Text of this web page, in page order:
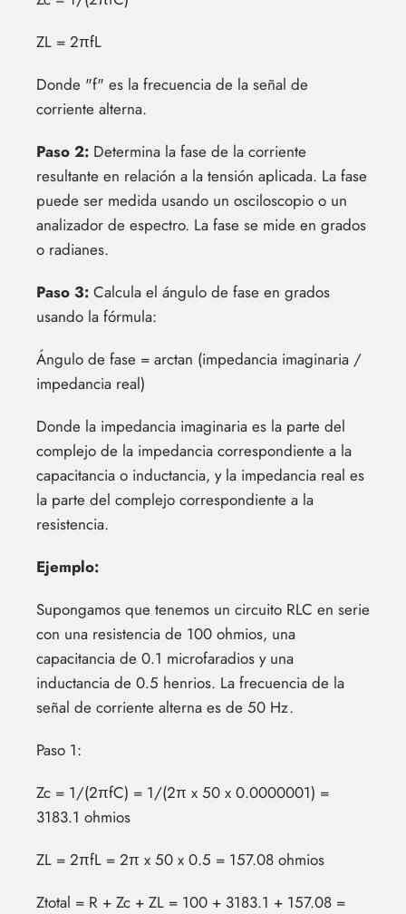
ZL = 2πfL
Donde "f" es la frecuencia de la señal de
corriente alterna.
Paso 2: Determina la fase de la corriente
resultante en relación a la tensión aplicada. La fase
puede ser medida usando un osciloscopio o un
analizador de espectro. La fase se mide en grados
o radianes.
Paso 3: Calcula el ángulo de fase en grados
usando la fórmula:
Ángulo de fase = arctan (impedancia imaginaria /
impedancia real)
Donde la impedancia imaginaria es la parte del
complejo de la impedancia correspondiente a la
capacitancia o inductancia, y la impedancia real es
la parte del complejo correspondiente a la
resistencia.
Ejemplo:
Supongamos que tenemos un circuito RLC en serie
con una resistencia de 100 ohmios, una
capacitancia de 0.1 microfaradios y una
inductancia de 0.5 henrios. La frecuencia de la
señal de corriente alterna es de 50 Hz.
Paso 1:
Zc = 1/(2πfC) = 1/(2π x 50 x 0.0000001) =
3183.1 ohmios
ZL = 2πfL = 2π x 50 x 0.5 = 157.08 ohmios
Ztotal = R + Zc + ZL = 100 + 3183.1 + 157.08 =